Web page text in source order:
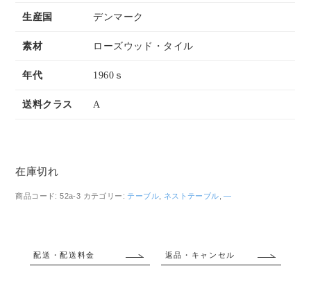
在庫切れ
商品コード:52a-3 カテゴリー:テーブル ネストテーブル ,―
生産国 デンマーク
素材 ローズウッド・タイル
年代 1960ｓ
送料クラス A
配送・配送料金 返品・キャンセル